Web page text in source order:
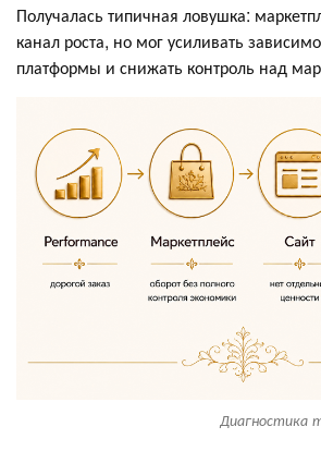
Получалась типичная ловушка:
канал роста, но мог усиливать
платформы и снижать контроль над
Диагностика